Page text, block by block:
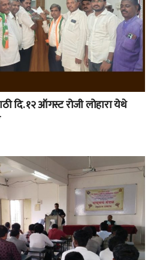
दि. १२ ऑगस्ट रोजी लोहारा येथे